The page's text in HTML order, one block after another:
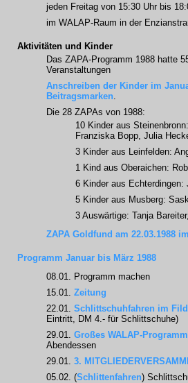
jeden Freitag von 15:30 Uhr bis
im WALAP-Raum in der
Aktivitäten und Kinder
Das ZAPA-Programm 1988 hatte
Veranstaltungen
Anschreiben der Kinder im
Beitragsmarken
Die 28 ZAPAs von 1988:
10 Kinder aus
Franziska Bopp, Julia
3 Kinder aus Leinfelden:
1 Kind aus Oberaichen:
6 Kinder aus Echterdingen:
5 Kinder aus Musberg:
3 Auswärtige: Tanja
ZAPA Goldfund am 22.03.1988
Programm Januar bis März 1988
08.01. Programm machen
15.01. Zeitung
22.01. Schlittschuhfahren im
Eintritt, DM 4.- für Schlittschuhe)
29.01. Großes WALAP-Programm
Abendessen
29.01. 3.
05.02. (Schlittenfahren)